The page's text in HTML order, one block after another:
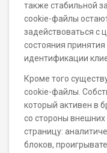
также стабильной
cookie-файлы
задействоваться с
состояния
идентификации
Кроме того
cookie-файлы.
который активен в
со стороны внешних
страницу:
блоков,